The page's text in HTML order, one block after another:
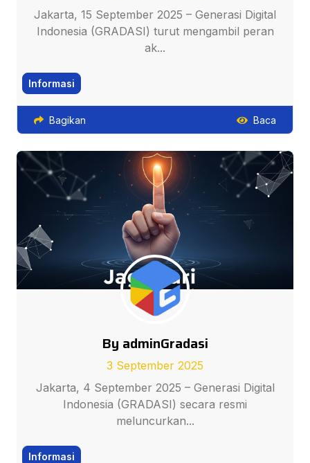
Jakarta, 15 September 2025 – Generasi Digital
Indonesia (GRADASI) turut mengambil peran
ak...
Informasi
Bagikan Baca
By adminGradasi
3 September 2025
Jakarta, 4 September 2025 – Generasi Digital
Indonesia (GRADASI) secara resmi
meluncurkan...
Informasi